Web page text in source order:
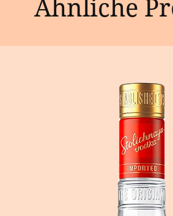
Ähnliche